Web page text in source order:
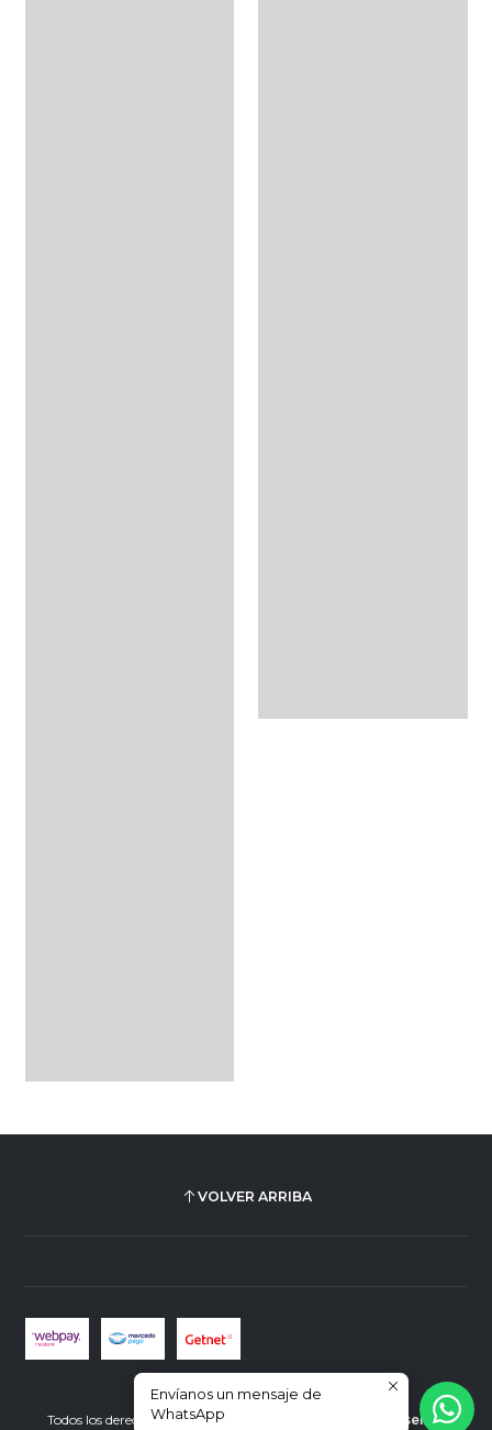
VOLVER ARRIBA
2026 Plus Ultra Librería.
Todos los derechos reservados.
Desarrollado por Jumpseller.
Envíanos un mensaje de
WhatsApp